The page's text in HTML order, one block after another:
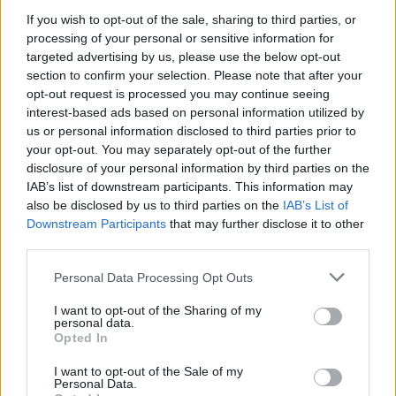
If you wish to opt-out of the sale, sharing to third parties, or
processing of your personal or sensitive information for
targeted advertising by us, please use the below opt-out
section to confirm your selection. Please note that after your
opt-out request is processed you may continue seeing
interest-based ads based on personal information utilized by
us or personal information disclosed to third parties prior to
your opt-out. You may separately opt-out of the further
disclosure of your personal information by third parties on the
IAB’s list of downstream participants. This information may
also be disclosed by us to third parties on the IAB’s List of
Downstream Participants that may further disclose it to other
Personal Data Processing Opt Outs
I want to opt-out of the Sharing of my
personal data.
Opted In
I want to opt-out of the Sale of my
Personal Data.
Zjarr i përmasave të
mëdha në Klos, shpëtohet
një e moshuar invalide
dhe rrezikohet kabina
elektrike
Sokol Hoxha ekstradohet
në Shqipëri, Ambasada
Amerikane: SHBA nuk
është strehë për
kriminelët që abuzojnë me
sistemin e emigracionit
Apeli ndalon përkohësisht
projektin 400 milionë
vallëzimit në Shtëpinë e
Bardhë
Kodi Rrugor ndryshon:
Përsëritësit e dehur në
përgjithmonë